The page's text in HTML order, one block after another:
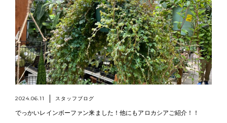
2024.06.11 スタッフブログ
でっかいレインボーファン来ました！他にもアロカシアご紹介！！